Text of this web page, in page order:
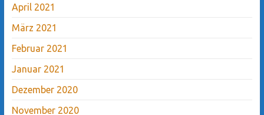
April 2021
März 2021
Februar 2021
Januar 2021
Dezember 2020
November 2020